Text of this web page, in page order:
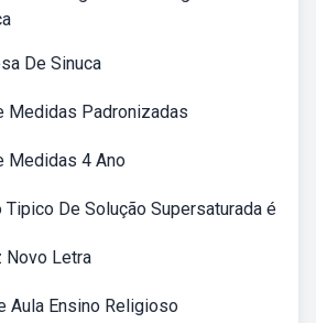
De Sinuca
Medidas Padronizadas
Medidas 4 Ano
Tipico De Solução Supersaturada é
Novo Letra
Aula Ensino Religioso